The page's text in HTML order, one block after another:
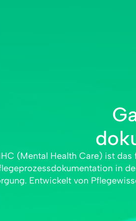
(Mental Health Care) ist das
in
Entwickelt von
es fach­spezifisches
um Pflege­fach­personen und